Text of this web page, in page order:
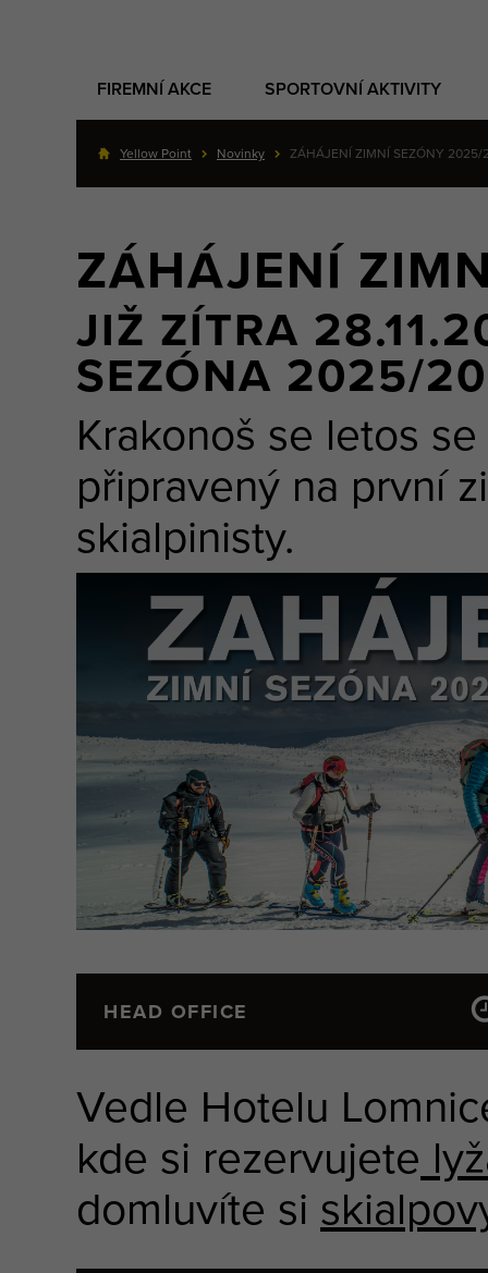
FIREMNÍ AKCE SPORTOVNÍ AKTIVITY
Yellow Point Novinky ZÁHÁJENÍ ZIMNÍ SEZÓNY 2025/
ZÁHÁJENÍ
JIŽ ZÍTRA
SEZÓNA 2025/
Krakonoš se letos
připravený na první
skialpinisty.
HEAD OFFICE
Vedle Hotelu
kde si rezervujete
domluvíte si